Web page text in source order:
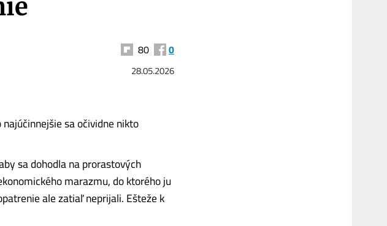
80 0
28.05.2026
sa očividne nikto
sa dohodla na prorastových
marazmu, do ktorého ju
ale zatiaľ neprijali. Ešteže k